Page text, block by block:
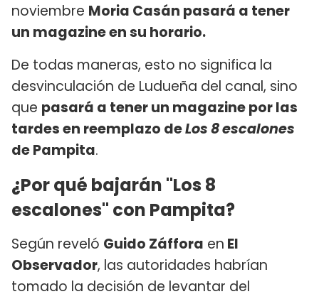
noviembre Moria Casán pasará a tener
un magazine en su horario.
De todas maneras, esto no significa la
desvinculación de Ludueña del canal, sino
que pasará a tener un magazine por las
tardes en reemplazo deLos 8 escalones
de Pampita.
¿Por qué bajarán "Los 8
escalones" con Pampita?
Según reveló Guido Záffora en El
Observador, las autoridades habrían
tomado la decisión de levantar del